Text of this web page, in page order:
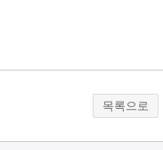
목록으로